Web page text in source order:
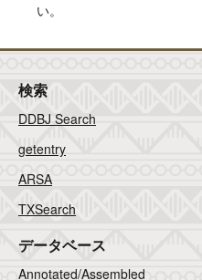
い。
検索
DDBJ Search
getentry
ARSA
TXSearch
データベース
Annotated/Assembled